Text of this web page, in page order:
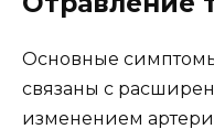
Основные
связаны с
изменением